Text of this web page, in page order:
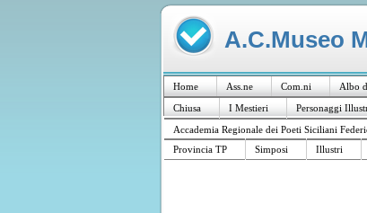
A.C.Museo
Home Ass.ne Com.ni Albo
Chiusa
I Mestieri Personaggi
Accademia Regionale dei Poeti Siciliani
Provincia TP
Simposi Illustri